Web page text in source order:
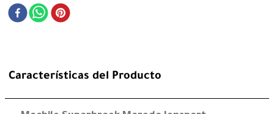
Características del Producto